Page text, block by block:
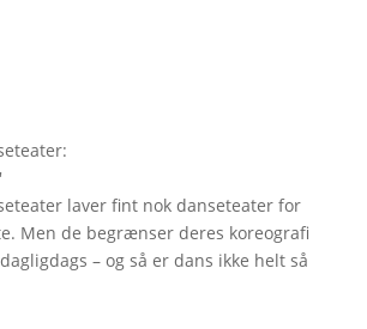
:
laver fint nok danseteater for
Men de begrænser deres koreografi
– og så er dans ikke helt så